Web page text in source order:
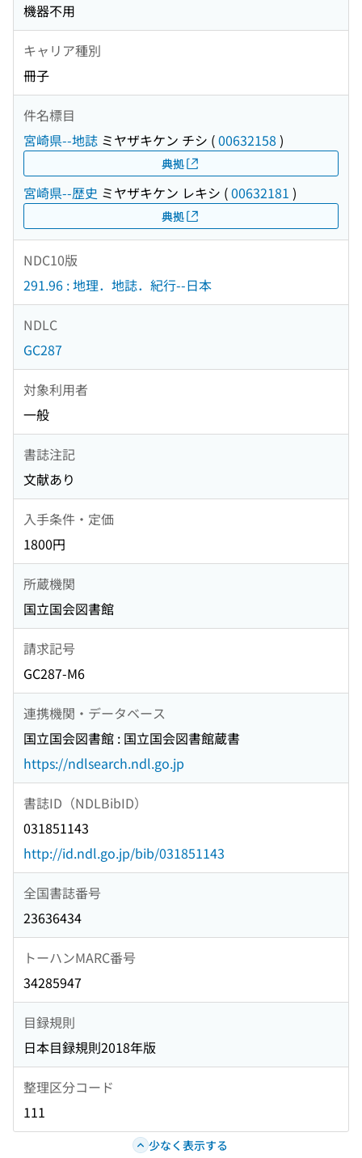
機器不用
キャリア種別
冊子
件名標目
宮崎県--地誌 ミヤザキケン チシ (00632158 )
典拠
宮崎県--歴史 ミヤザキケン レキシ (00632181 )
典拠
NDC10版
291.96 : 地理．地誌．紀行--日本
NDLC
GC287
対象利用者
一般
書誌注記
文献あり
入手条件・定価
1800円
所蔵機関
国立国会図書館
請求記号
GC287-M6
連携機関・データベース
国立国会図書館 : 国立国会図書館蔵書
https://ndlsearch.ndl.go.jp
書誌ID（NDLBibID）
031851143
http://id.ndl.go.jp/bib/031851143
全国書誌番号
23636434
トーハンMARC番号
34285947
目録規則
日本目録規則2018年版
整理区分コード
111
少なく表示する